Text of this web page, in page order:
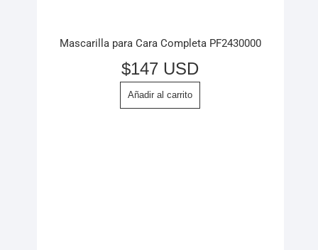
Mascarilla para Cara Completa PF2430000
$147 USD
Añadir al carrito